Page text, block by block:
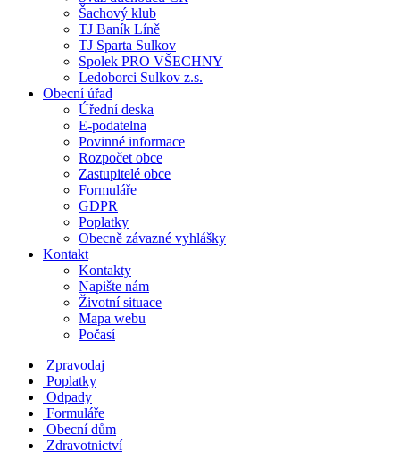
Šachový klub
TJ Baník Líně
TJ Sparta Sulkov
Spolek PRO VŠECHNY
Ledoborci Sulkov z.s.
Obecní úřad
Úřední deska
E-podatelna
Povinné informace
Rozpočet obce
Zastupitelé obce
Formuláře
GDPR
Poplatky
Obecně závazné vyhlášky
Kontakt
Kontakty
Napište nám
Životní situace
Mapa webu
Počasí
Zpravodaj
Poplatky
Odpady
Formuláře
Obecní dům
Zdravotnictví